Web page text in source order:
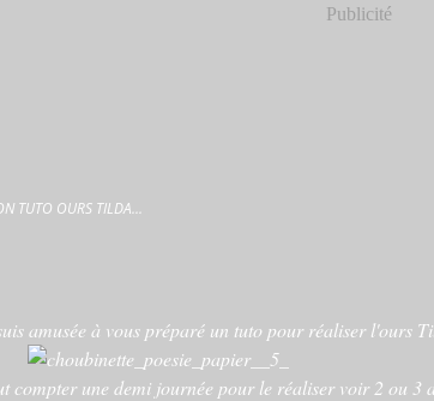
Publicité
TUTO OURS TILDA...
amusée à vous préparé un tuto pour réaliser l'ours
compter une demi journée pour le réaliser voir 2 ou 3